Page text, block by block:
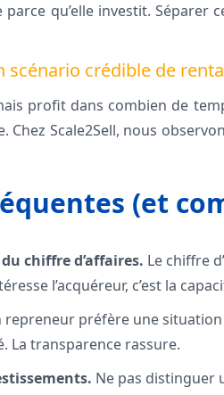
qu’elle investit. Séparer
scénario crédible de
profit dans combien de
Chez Scale2Sell, nous
(et
chiffre d’affaires. Le chiffre
l’acquéreur, c’est la
repreneur préfère une
La transparence rassure.
Ne pas distinguer